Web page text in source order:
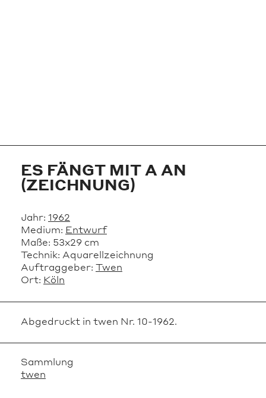
ES FÄNGT MIT A AN
(ZEICHNUNG)
Jahr: 1962
Medium: Entwurf
Maße: 53x29 cm
Technik: Aquarellzeichnung
Auftraggeber: Twen
Ort: Köln
Abgedruckt in twen Nr. 10-1962.
Sammlung
twen